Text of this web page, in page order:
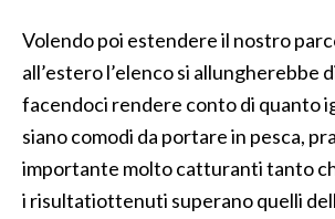
Volendo poi estendere il nostro
all’estero l’elenco si allungherebbe
facendoci rendere conto di quanto
siano comodi da portare in pesca,
importante molto catturanti tanto
i risultatiottenuti superano quelli